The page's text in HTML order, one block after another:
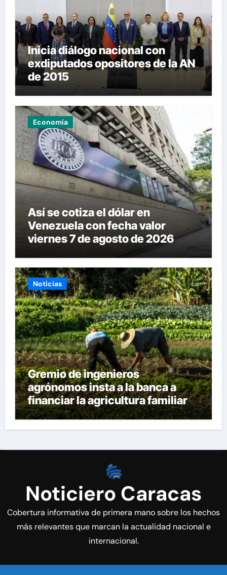
Inicia diálogo nacional con
exdiputados opositores de la AN
de 2015
Economía
Así se cotiza el dólar en
Venezuela con fecha valor
viernes 7 de agosto de 2026
Noticias
Gremio de ingenieros
agrónomos insta a la banca a
financiar la agricultura familiar
Noticiero Caracas
Cobertura informativa de primera mano sobre los hechos
más relevantes que marcan la actualidad nacional e
internacional.